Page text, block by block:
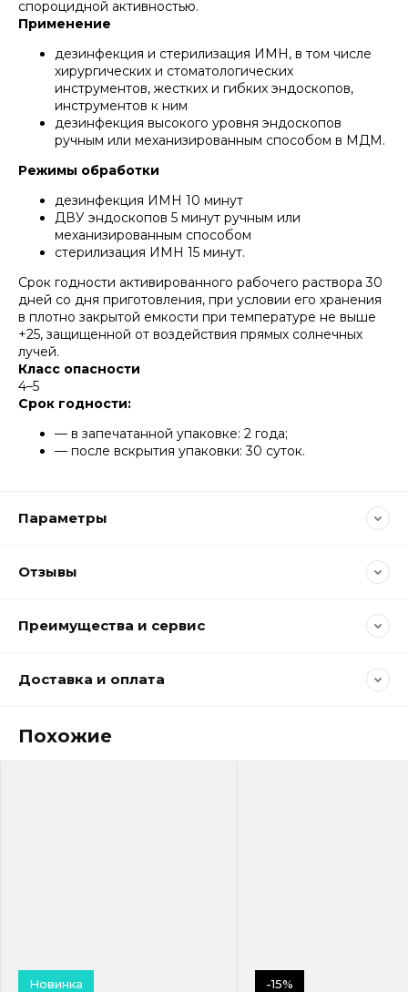
спороцидной активностью.
Применение
дезинфекция и стерилизация ИМН, в том числе
хирургических и стоматологических
инструментов, жестких и гибких эндоскопов,
инструментов к ним
дезинфекция высокого уровня эндоскопов
ручным или механизированным способом в МДМ.
Режимы обработки
дезинфекция ИМН 10 минут
ДВУ эндоскопов 5 минут ручным или
механизированным способом
стерилизация ИМН 15 минут.
Срок годности активированного рабочего раствора 30
дней со дня приготовления, при условии его хранения
в плотно закрытой емкости при температуре не выше
+25, защищенной от воздействия прямых солнечных
лучей.
Класс опасности
4–5
Срок годности:
— в запечатанной упаковке: 2 года;
— после вскрытия упаковки: 30 суток.
Параметры
Отзывы
Преимущества и сервис
Доставка и оплата
Похожие
Новинка -15%